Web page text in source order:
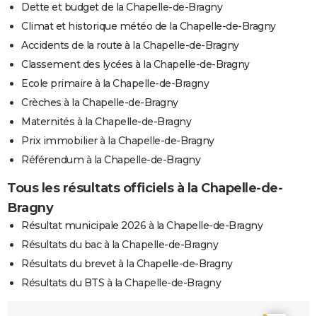
Dette et budget de la Chapelle-de-Bragny
Climat et historique météo de la Chapelle-de-Bragny
Accidents de la route à la Chapelle-de-Bragny
Classement des lycées à la Chapelle-de-Bragny
Ecole primaire à la Chapelle-de-Bragny
Crèches à la Chapelle-de-Bragny
Maternités à la Chapelle-de-Bragny
Prix immobilier à la Chapelle-de-Bragny
Référendum à la Chapelle-de-Bragny
Tous les résultats officiels à la Chapelle-de-
Bragny
Résultat municipale 2026 à la Chapelle-de-Bragny
Résultats du bac à la Chapelle-de-Bragny
Résultats du brevet à la Chapelle-de-Bragny
Résultats du BTS à la Chapelle-de-Bragny